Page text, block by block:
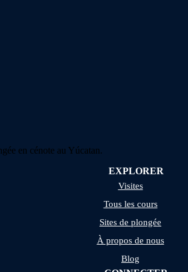
en cénote au Yúcatan.
EXPLORER
Visites
Tous les cours
Sites de plongée
À propos de nous
Blog